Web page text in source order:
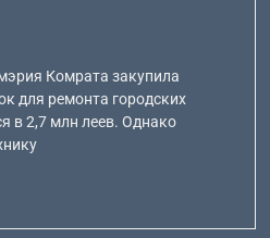
Комрата закупила
для ремонта городских
в 2,7 млн леев. Однако